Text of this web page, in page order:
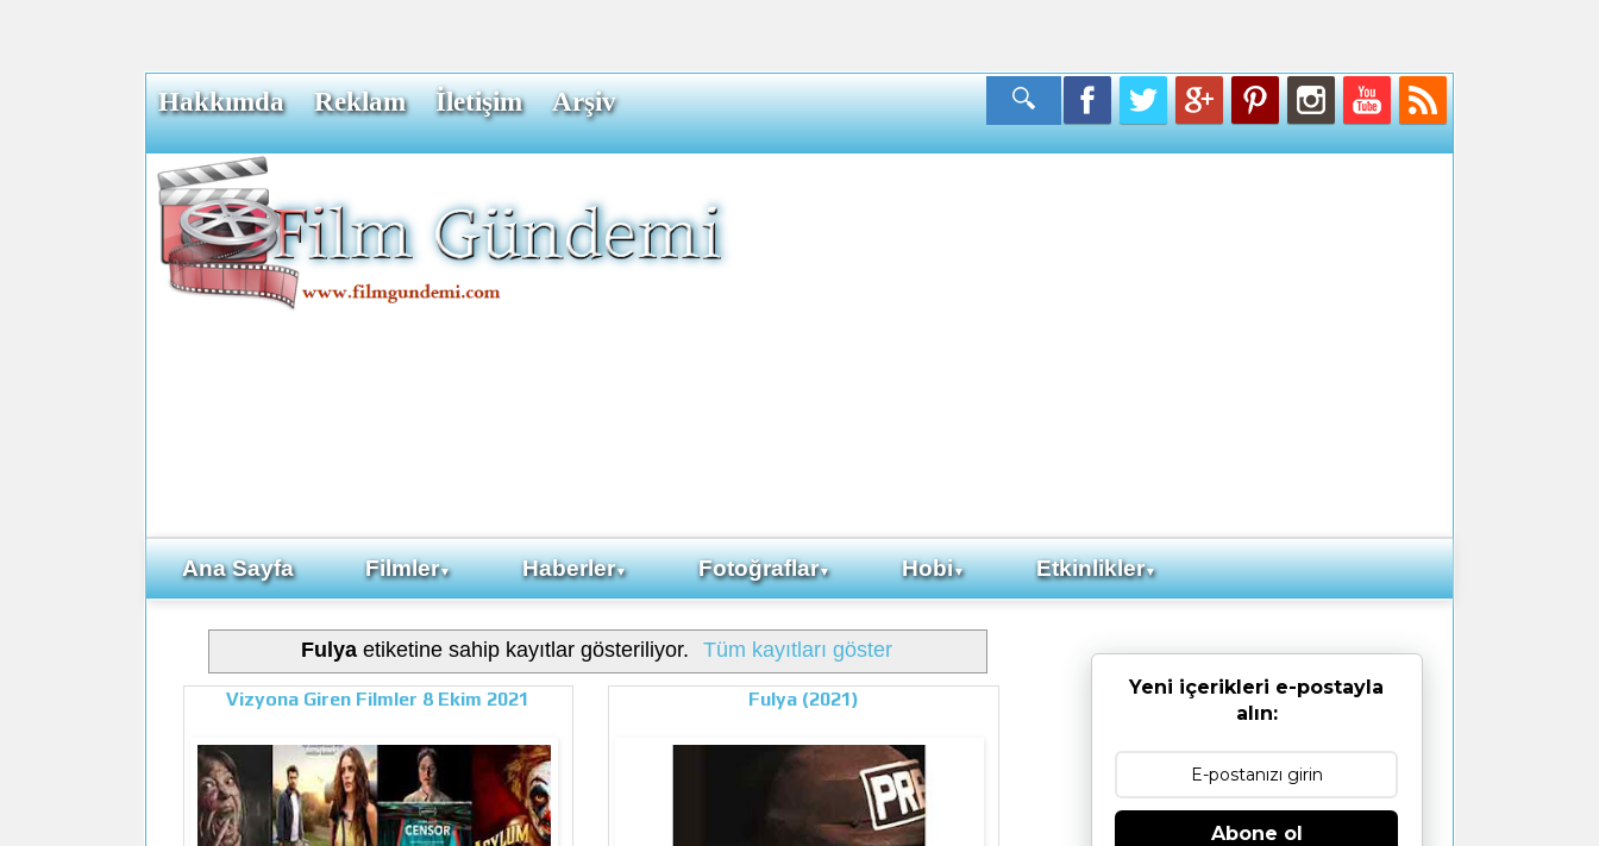
Hakkımda Reklam İletişim Arşiv
Ana Sayfa Filmler▼ Haberler▼ Fotoğraflar▼ Hobi▼ Etkinlikler▼
Fulya etiketine sahip kayıtlar gösteriliyor. Tüm kayıtları göster
Vizyona Giren Filmler 8 Ekim 2021 Fulya (2021)
Yeni içerikleri e-postayla
alın:
Abone ol